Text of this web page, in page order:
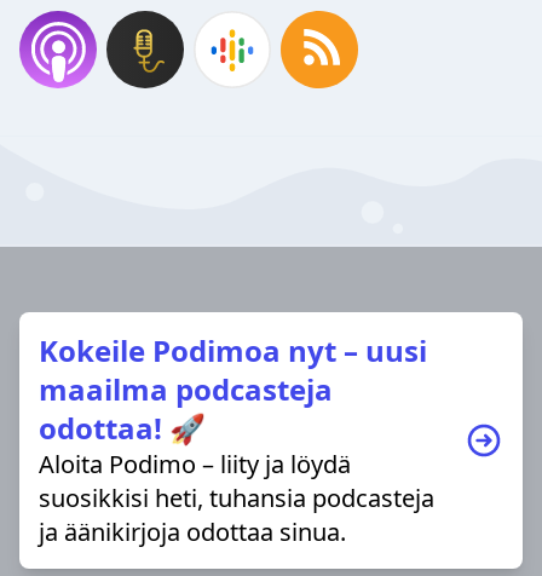
Kokeile Podimoa nyt – uusi
maailma podcasteja
odottaa! 🚀
Aloita Podimo – liity ja löydä
suosikkisi heti, tuhansia podcasteja
ja äänikirjoja odottaa sinua.